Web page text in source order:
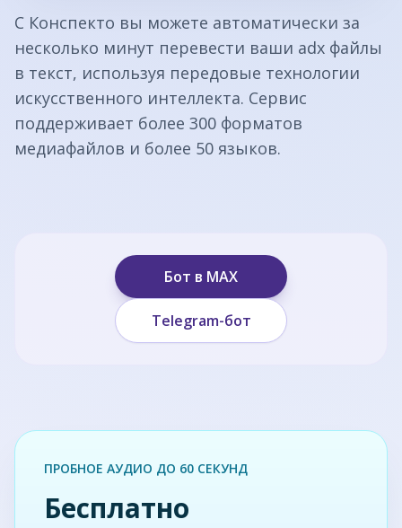
С Конспекто вы можете автоматически за
несколько минут перевести ваши adx файлы
в текст, используя передовые технологии
искусственного интеллекта. Сервис
поддерживает более 300 форматов
медиафайлов и более 50 языков.
Бот в MAX
Telegram-бот
ПРОБНОЕ АУДИО ДО 60 СЕКУНД
Бесплатно